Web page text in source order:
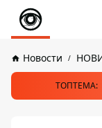
Новости
ТОПТЕМА: